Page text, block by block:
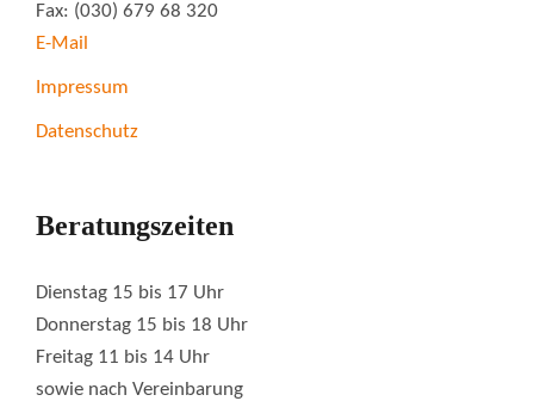
Fax: (030) 679 68 320
E-Mail
Impressum
Datenschutz
Beratungszeiten
Dienstag 15 bis 17 Uhr
Donnerstag 15 bis 18 Uhr
Freitag 11 bis 14 Uhr
sowie nach Vereinbarung